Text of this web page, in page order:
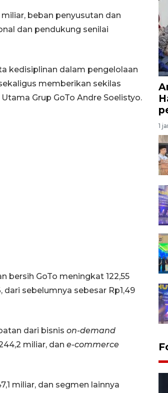
beban penyusutan dan
dan pendukung senilai
kedisiplinan dalam pengelolaan
memberikan sekilas
Grup GoTo Andre Soelistyo.
bersih GoTo meningkat 122,55
sebelumnya sebesar Rp1,49
dari bisnis on-demand
miliar, dan e-commerce
miliar, dan segmen lainnya
1